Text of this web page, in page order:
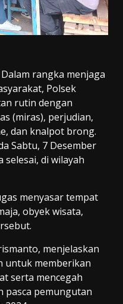
rangka menjaga
Polsek
rutin dengan
(miras), perjudian,
dan knalpot brong.
Sabtu, 7 Desember
selesai, di wilayah
menyasar tempat
obyek wisata,
menjelaskan
untuk memberikan
serta mencegah
pasca pemungutan